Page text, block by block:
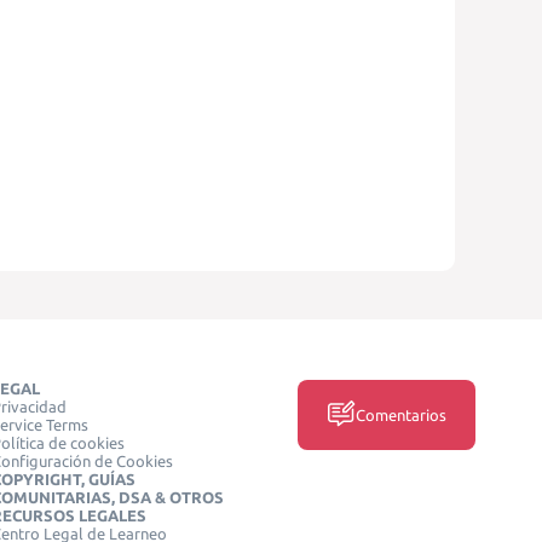
Terms
de cookies
de Cookies
GUÍAS
DSA & OTROS
LEGALES
Legal de Learneo
Comentarios